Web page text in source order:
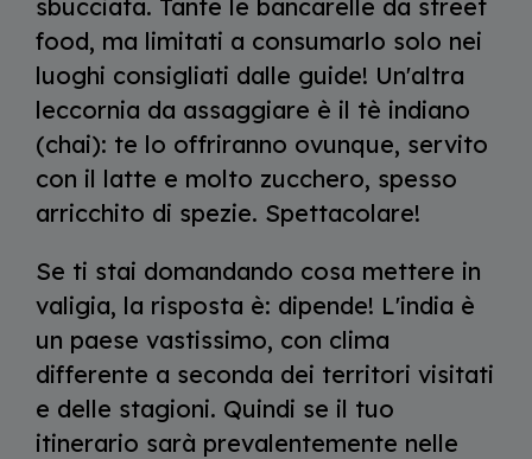
sbucciata. Tante le bancarelle da street
food, ma limitati a consumarlo solo nei
luoghi consigliati dalle guide! Un'altra
leccornia da assaggiare è il tè indiano
(chai): te lo offriranno ovunque, servito
con il latte e molto zucchero, spesso
arricchito di spezie. Spettacolare!
Se ti stai domandando cosa mettere in
valigia, la risposta è: dipende! L'india è
un paese vastissimo, con clima
differente a seconda dei territori visitati
e delle stagioni. Quindi se il tuo
itinerario sarà prevalentemente nelle